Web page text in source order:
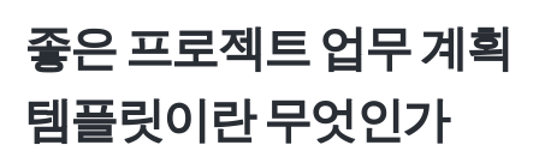
좋은 프로젝트 업무 계획
템플릿이란 무엇인가